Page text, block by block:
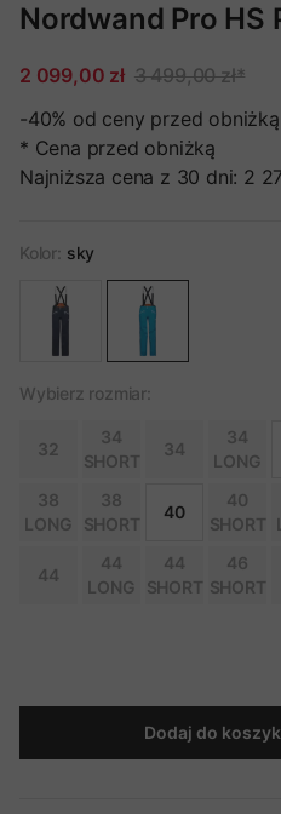
Nordwand Pro HS
2 099,00 zł 3 499,00 zł*
-40% od ceny przed obniżką
* Cena przed obniżką
Najniższa cena z 30 dni: 2
Kolor: sky
Wybierz rozmiar:
32
34
SHORT
34
34
LONG
38
LONG
38
SHORT
40
40
SHORT
44
44
LONG
44
SHORT
46
SHORT
Dodaj do